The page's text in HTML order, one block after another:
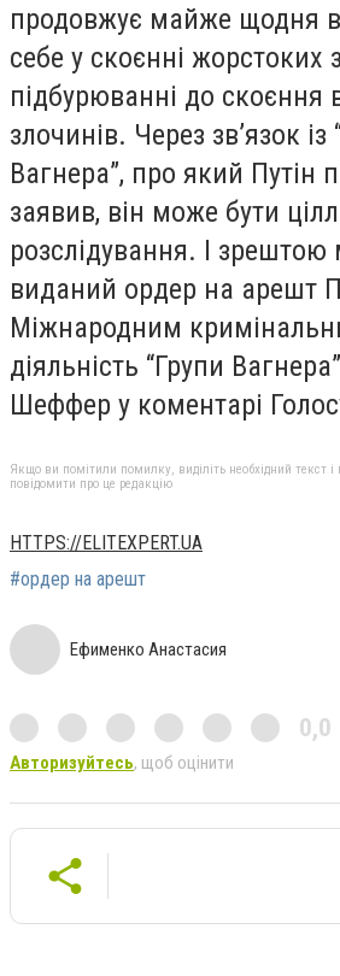
продовжує майже щодня
себе у скоєнні жорстоких
підбурюванні до скоєння
злочинів. Через зв’язок із
Вагнера”, про який Путін
заявив, він може бути
розслідування. І
виданий ордер на арешт
Міжнародним
діяльність “Групи
Шеффер у коментарі
Якщо ви помітили помилку, виділіть необхідний текст
повідомити про це редакцію
HTTPS://ELITEXPERT.UA
#ордер на арешт
Ефименко Анастасия
0,0
Авторизуйтесь, щоб оцінити